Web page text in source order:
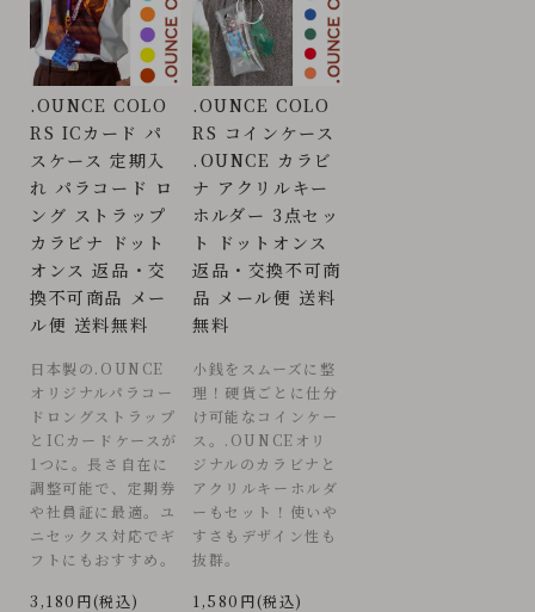
.OUNCE COLO
RS ICカード パ
スケース 定期入
れ パラコード ロ
ング ストラップ
カラビナ ドット
オンス 返品・交
換不可商品 メー
ル便 送料無料
日本製の.OUNCE
オリジナルパラコー
ドロングストラップ
とICカードケースが
1つに。長さ自在に
調整可能で、定期券
や社員証に最適。ユ
ニセックス対応でギ
フトにもおすすめ。
3,180円(税込)
.OUNCE COLO
RS コインケース
.OUNCE カラビ
ナ アクリルキー
ホルダー 3点セッ
ト ドットオンス
返品・交換不可商
品 メール便 送料
無料
小銭をスムーズに整
理！硬貨ごとに仕分
け可能なコインケー
ス。.OUNCEオリ
ジナルのカラビナと
アクリルキーホルダ
ーもセット！使いや
すさもデザイン性も
抜群。
1,580円(税込)